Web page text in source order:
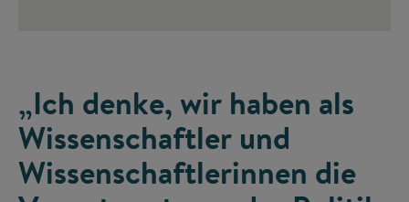
„Ich denke, wir haben als
Wissenschaftler und
Wissenschaftlerinnen die